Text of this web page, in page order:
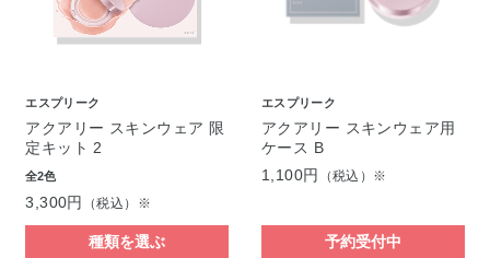
エスプリーク
アクアリー スキンウェア 限
定キット 2
全2色
3,300円 （税込）※
種類を選ぶ
エスプリーク
アクアリー スキンウェア用
ケース B
1,100円
（税込）※
予約受付中